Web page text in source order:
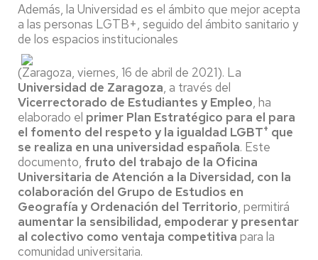
Además, la Universidad es el ámbito que mejor acepta
a las personas LGTB+, seguido del ámbito sanitario y
de los espacios institucionales
(Zaragoza, viernes, 16 de abril de 2021). La
Universidad de Zaragoza, a través del
Vicerrectorado de Estudiantes y Empleo, ha
elaborado el primer Plan Estratégico para el para
el fomento del respeto y la igualdad LGBT+ que
se realiza en una universidad española. Este
documento, fruto del trabajo de la Oficina
Universitaria de Atención a la Diversidad, con la
colaboración del Grupo de Estudios en
Geografía y Ordenación del Territorio, permitirá
aumentar la sensibilidad, empoderar y presentar
al colectivo como ventaja competitiva para la
comunidad universitaria.